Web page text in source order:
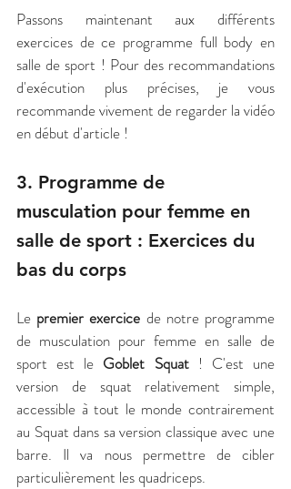
Passons maintenant aux différents
exercices de ce programme full body en
salle de sport ! Pour des recommandations
d'exécution plus précises, je vous
recommande vivement de regarder la vidéo
en début d'article !
3. Programme de
musculation pour femme en
salle de sport : Exercices du
bas du corps
Le premier exercice de notre programme
de musculation pour femme en salle de
sport est le Goblet Squat ! C'est une
version de squat relativement simple,
accessible à tout le monde contrairement
au Squat dans sa version classique avec une
barre. Il va nous permettre de cibler
particulièrement les quadriceps.